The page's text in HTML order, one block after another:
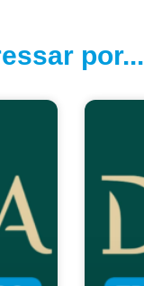
por...